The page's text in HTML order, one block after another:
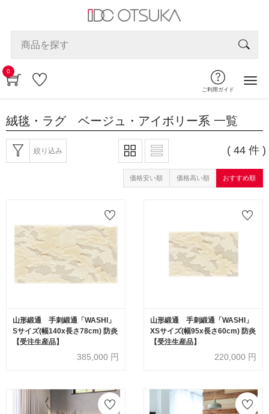
0
ご利用ガイド
絨毯・ラグ ベージュ・アイボリー系 一覧
絞り込み ( 44 件 )
価格安い順 価格高い順 おすすめ順
山形緞通 手刺緞通「WASHI」
Sサイズ(幅140x長さ78cm) 防炎
【受注生産品】
385,000 円
山形緞通 手刺緞通「WASHI」
XSサイズ(幅95x長さ60cm) 防炎
【受注生産品】
220,000 円